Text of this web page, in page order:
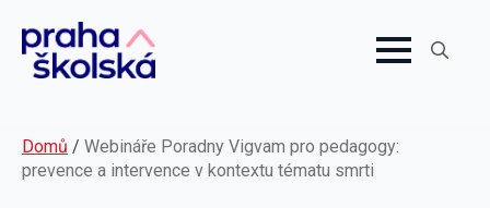
Domů / Webináře Poradny Vigvam pro pedagogy:
prevence a intervence v kontextu tématu smrti